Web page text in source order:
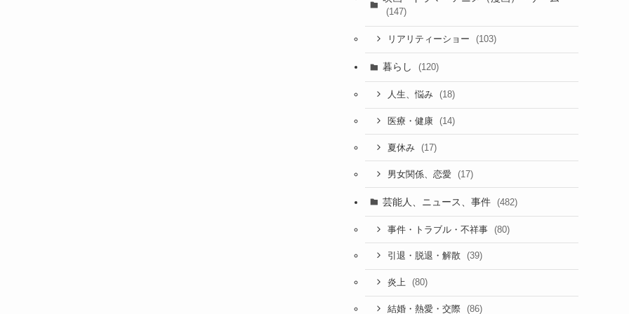
(147)
リアリティーショー (103)
暮らし (120)
人生、悩み (18)
医療・健康 (14)
夏休み (17)
男女関係、恋愛 (17)
芸能人、ニュース、事件 (482)
事件・トラブル・不祥事 (80)
引退・脱退・解散 (39)
炎上 (80)
結婚・熱愛・交際 (86)